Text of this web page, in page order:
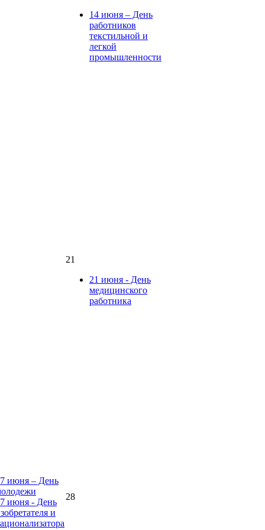
14 июня – День
работников
текстильной и
легкой
промышленности
21
21 июня - День
медицинского
работника
июня – День
июня - День
и
28